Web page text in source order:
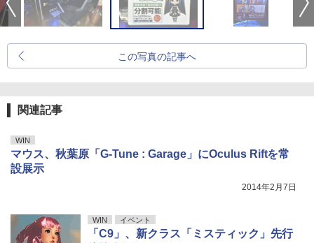
この写真の記事へ
関連記事
WIN
マウス、秋葉原「G-Tune : Garage」にOculus Riftを常
設展示
2014年2月7日
WIN イベント
「C9」、新クラス「ミスティック」先行